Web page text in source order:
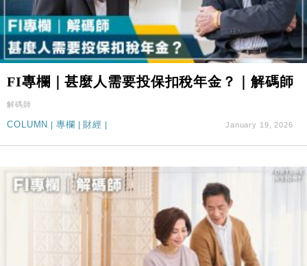
FI專欄｜甚麼人需要投保扣稅年金？｜解碼師
解碼師
COLUMN | 專欄 | 財經 | January 19, 2026